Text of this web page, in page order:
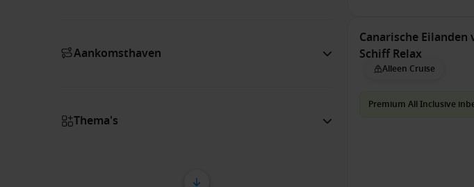
Aankomsthaven
Thema's
Canarische Eilanden
Schiff Relax
Alleen Cruise
Premium All Inclusive